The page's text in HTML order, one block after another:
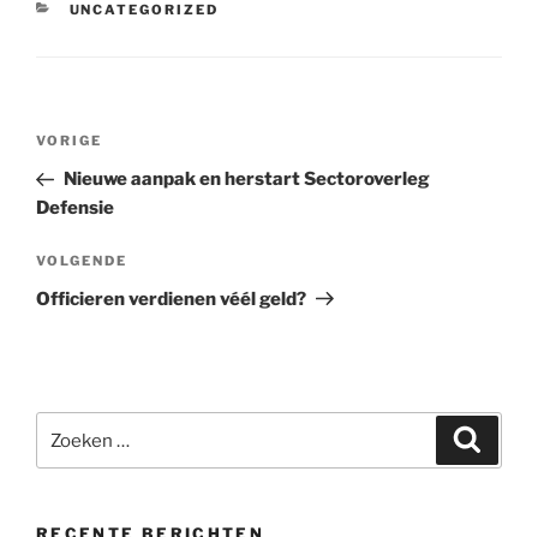
CATEGORIEËN
UNCATEGORIZED
Bericht
Vorig
bericht
VORIGE
Nieuwe aanpak en herstart Sectoroverleg
Defensie
Volgend
bericht
VOLGENDE
Officieren verdienen véél geld?
naar: